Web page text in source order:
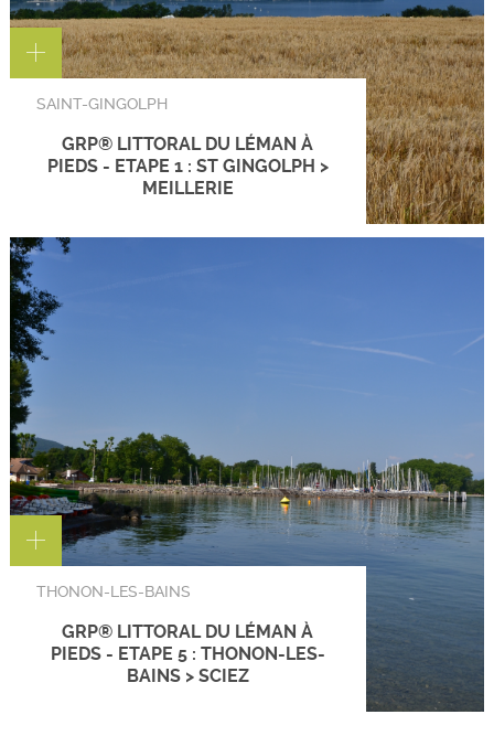
SAINT-GINGOLPH
GRP® LITTORAL DU LÉMAN À
PIEDS - ETAPE 1 : ST GINGOLPH >
MEILLERIE
THONON-LES-BAINS
GRP® LITTORAL DU LÉMAN À
PIEDS - ETAPE 5 : THONON-LES-
BAINS > SCIEZ